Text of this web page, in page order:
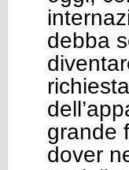
debba
grande
dover